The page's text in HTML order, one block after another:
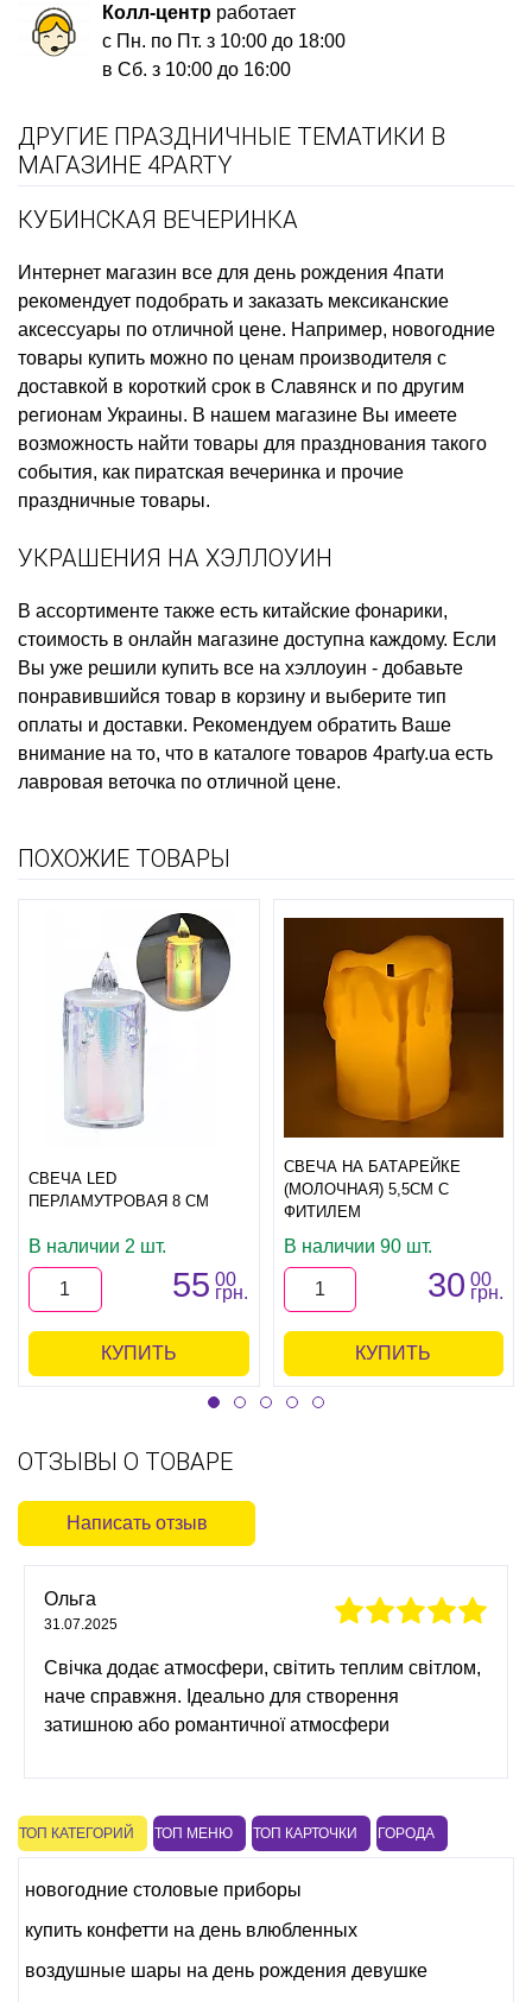
Колл-центр работает
с Пн. по Пт. з 10:00 до 18:00
в Сб. з 10:00 до 16:00
ДРУГИЕ ПРАЗДНИЧНЫЕ ТЕМАТИКИ В
МАГАЗИНЕ 4PARTY
КУБИНСКАЯ ВЕЧЕРИНКА
Интернет магазин все для день рождения 4пати
рекомендует подобрать и заказать мексиканские
аксессуары по отличной цене. Например, новогодние
товары купить можно по ценам производителя с
доставкой в короткий срок в Славянск и по другим
регионам Украины. В нашем магазине Вы имеете
возможность найти товары для празднования такого
события, как пиратская вечеринка и прочие
праздничные товары.
УКРАШЕНИЯ НА ХЭЛЛОУИН
В ассортименте также есть китайские фонарики,
стоимость в онлайн магазине доступна каждому. Если
Вы уже решили купить все на хэллоуин - добавьте
понравившийся товар в корзину и выберите тип
оплаты и доставки. Рекомендуем обратить Ваше
внимание на то, что в каталоге товаров 4party.ua есть
лавровая веточка по отличной цене.
ПОХОЖИЕ ТОВАРЫ
СВЕЧА LED
ПЕРЛАМУТРОВАЯ 8 СМ
В наличии 2 шт.
55 00
грн.
КУПИТЬ
СВЕЧА НА БАТАРЕЙКЕ
(МОЛОЧНАЯ) 5,5СМ С
ФИТИЛЕМ
В наличии 90 шт.
30 00
грн.
КУПИТЬ
ОТЗЫВЫ О ТОВАРЕ
Написать отзыв
Ольга
31.07.2025
Свічка додає атмосфери, світить теплим світлом,
наче справжня. Ідеально для створення
затишною або романтичної атмосфери
ТОП КАТЕГОРИЙ ТОП МЕНЮ ТОП КАРТОЧКИ ГОРОДА
новогодние столовые приборы
купить конфетти на день влюбленных
воздушные шары на день рождения девушке